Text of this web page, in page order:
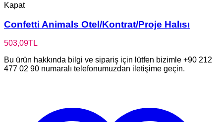
Kapat
Confetti Animals Otel/Kontrat/Proje Halısı
503,09TL
Bu ürün hakkında bilgi ve sipariş için lütfen bizimle +90 212
477 02 90 numaralı telefonumuzdan iletişime geçin.